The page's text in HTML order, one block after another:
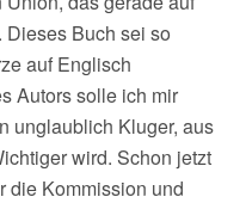
Buch sei so
auf Englisch
Autors solle ich mir
unglaublich Kluger, aus
wird. Schon jetzt
die Kommission und